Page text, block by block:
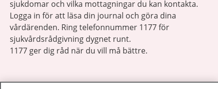
sjukdomar och vilka mottagningar du kan kontakta.
Logga in för att läsa din journal och göra dina
vårdärenden. Ring telefonnummer 1177 för
sjukvårdsrådgivning dygnet runt.
1177 ger dig råd när du vill må bättre.